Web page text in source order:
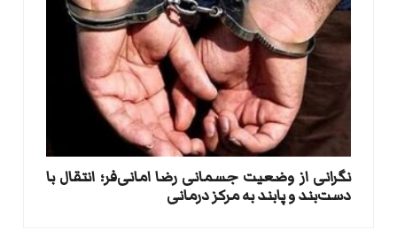
نگرانی از وضعیت جسمانی رضا امانی‌فر؛ انتقال با
دست‌بند و پابند به مرکز درمانی